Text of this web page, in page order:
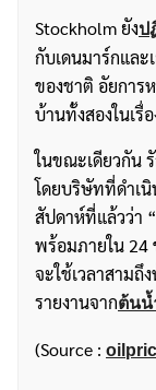
Stockholm ยังป
กับเดนมาร์กและ
ของชาติ อัยการ
บ้านทั้งสองในเรื่
ในขณะเดียวกัน
โดยบริษัทที่ดำเนิ
สัปดาห์ที่แล้วว่า
พร้อมภายใน 24
จะใช้เวลาสามถึ
รายงานจากต้นน้
(Source :